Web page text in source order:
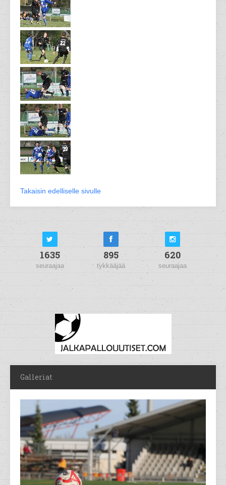
Takaisin edelliselle sivulle
1635
seuraajaa
895
tykkääjää
620
seuraajaa
Galleriat